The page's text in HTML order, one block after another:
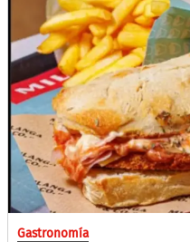
Gastronomía